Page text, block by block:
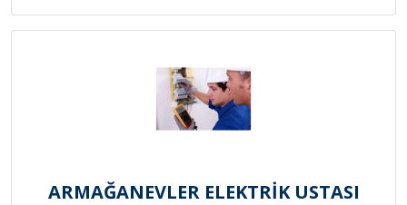
ARMAĞANEVLER ELEKTRİK USTASI